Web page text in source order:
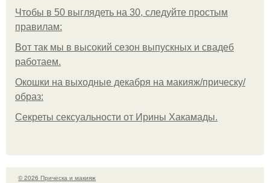
Чтобы в 50 выглядеть на 30, следуйте простым
правилам:
Вот так мы в высокий сезон выпускных и свадеб
работаем.
Окошки на выходные декабря на макияж/прическу/
образ:
Секреты сексуальности от Ирины Хакамады.
© 2026 Прическа и макияж